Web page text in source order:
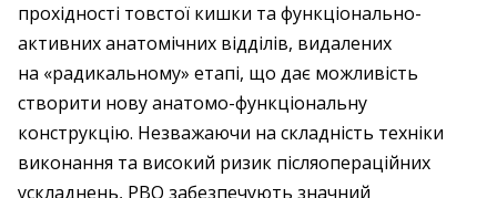
прохідності товстої кишки та функціонально-
активних анатомічних відділів, видалених
на «радикальному» етапі, що дає можливість
створити нову анатомо-функціональну
конструкцію. Незважаючи на складність техніки
виконання та високий ризик післяопераційних
ускладнень, РВО забезпечують значний